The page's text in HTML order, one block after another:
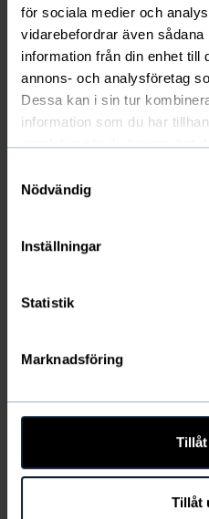
för sociala medier och
vidarebefordrar även
information från din enhet till
annons- och analysföretag
Dessa kan i sin tur
information som du har
samlat in när du har använt
Nödvändig
Inställningar
Statistik
Marknadsföring
Tillåt
Upeat, lyhyet housut, jotka
tai lämpimällä ilmalla ulos.
kännykkää varten ja
sisäpuolella oleva
housut paikallaan.
Hengittävä
Valitse koko
VÄRI: Musta
Tuotetiedot
Toimituskulut ja kuljetus
Saatat myös pitää